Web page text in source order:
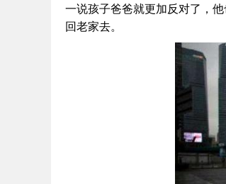
一说孩子爸爸就更加反对了，
回老家去。